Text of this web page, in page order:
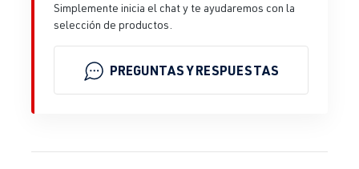
Simplemente inicia el chat y te ayudaremos con la
selección de productos.
PREGUNTAS Y RESPUESTAS